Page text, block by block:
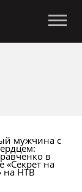
мужчина с
в
«Секрет на
на НТВ